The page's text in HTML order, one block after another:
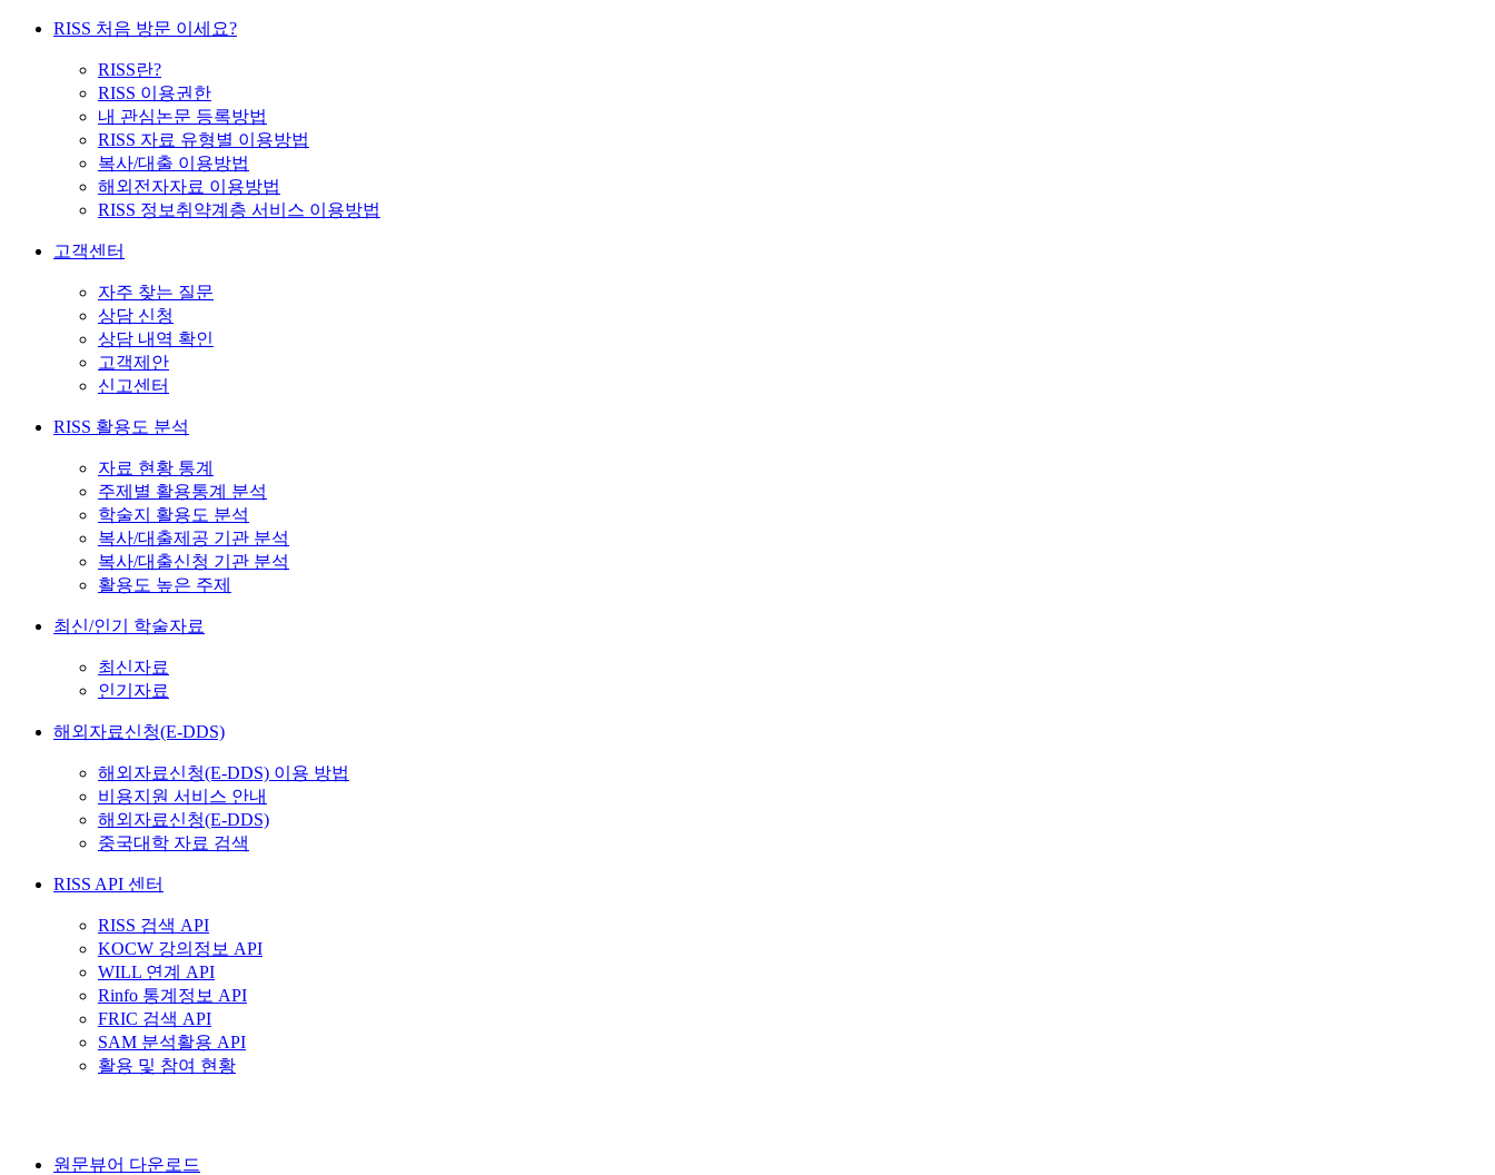
RISS 처음 방문 이세요?
RISS란?
RISS 이용권한
내 관심논문 등록방법
RISS 자료 유형별 이용방법
복사/대출 이용방법
해외전자자료 이용방법
RISS 정보취약계층 서비스 이용방법
고객센터
자주 찾는 질문
상담 신청
상담 내역 확인
고객제안
신고센터
RISS 활용도 분석
자료 현황 통계
주제별 활용통계 분석
학술지 활용도 분석
복사/대출제공 기관 분석
복사/대출신청 기관 분석
활용도 높은 주제
최신/인기 학술자료
최신자료
인기자료
해외자료신청(E-DDS)
해외자료신청(E-DDS) 이용 방법
비용지원 서비스 안내
해외자료신청(E-DDS)
중국대학 자료 검색
RISS API 센터
RISS 검색 API
KOCW 강의정보 API
WILL 연계 API
Rinfo 통계정보 API
FRIC 검색 API
SAM 분석활용 API
활용 및 참여 현황
원문뷰어 다운로드